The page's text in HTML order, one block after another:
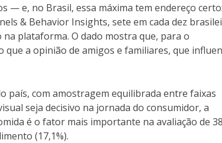
— e, no Brasil, essa máxima tem endereço
& Behavior Insights, sete em cada dez
plataforma. O dado mostra que, para o
que a opinião de amigos e familiares, que
país, com amostragem equilibrada entre faixas
seja decisivo na jornada do consumidor, a
é o fator mais importante na avaliação de
(17,1%).